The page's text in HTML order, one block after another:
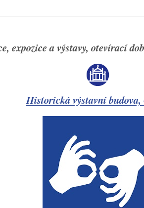
expozice a výstavy, otevírací
Historická výstavní budova,